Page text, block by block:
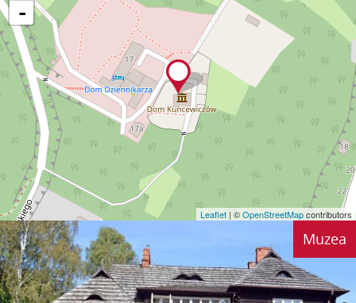
-
Leaflet | ©OpenStreetMapcontributors
Muzea